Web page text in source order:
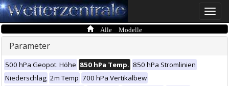
Toggle
Alle Modelle
Parameter
500 hPa Geopot. Höhe 850 hPa Temp. 850 hPa Stromlinien
Niederschlag 2m Temp 700 hPa Vertikalbew